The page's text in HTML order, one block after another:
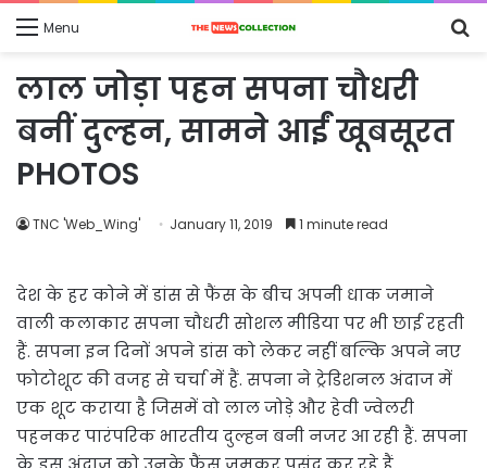
Menu
लाल जोड़ा पहन सपना चौधरी
बनीं दुल्हन, सामने आईं खूबसूरत
PHOTOS
TNC 'Web_Wing' January 11, 2019 1 minute read
देश के हर कोने में डांस से फैंस के बीच अपनी धाक जमाने
वाली कलाकार सपना चौधरी सोशल मीडिया पर भी छाई रहती
हैं. सपना इन दिनों अपने डांस को लेकर नहीं बल्कि अपने नए
फोटोशूट की वजह से चर्चा में हैं. सपना ने ट्रेडिशनल अंदाज में
एक शूट कराया है जिसमें वो लाल जोड़े और हेवी ज्वेलरी
पहनकर पारंपरिक भारतीय दुल्हन बनी नजर आ रही हैं. सपना